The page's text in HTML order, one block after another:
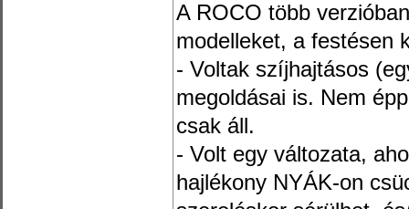
A ROCO több
modelleket, a festésen
- Voltak szíjhajtásos
megoldásai is. Nem
csak áll.
- Volt egy változata,
hajlékony NYÁK-on